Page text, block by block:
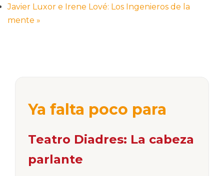
Javier Luxor e Irene Lové: Los Ingenieros de la
mente »
Ya falta poco para
Teatro Diadres: La cabeza
parlante